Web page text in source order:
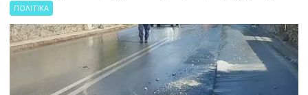
ΠΟΛΙΤΙΚΑ